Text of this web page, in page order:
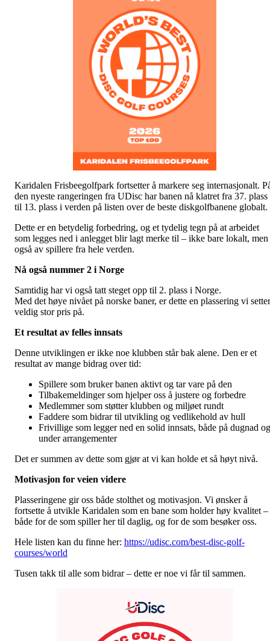
Karidalen Frisbeegolfpark fortsetter å markere seg internasjonalt.
den nyeste rangeringen fra UDisc har banen nå klatret fra 37. plass
til 13. plass i verden på listen over de beste diskgolfbanene globalt.
Dette er en betydelig forbedring, og et tydelig tegn på at arbeidet
som legges ned i anlegget blir lagt merke til – ikke bare lokalt, men
også av spillere fra hele verden.
Nå også nummer 2 i Norge
Samtidig har vi også tatt steget opp til 2. plass i Norge.
Med det høye nivået på norske baner, er dette en plassering vi setter
veldig stor pris på.
Et resultat av felles innsats
Denne utviklingen er ikke noe klubben står bak alene. Den er et
resultat av mange bidrag over tid:
Spillere som bruker banen aktivt og tar vare på den
Tilbakemeldinger som hjelper oss å justere og forbedre
Medlemmer som støtter klubben og miljøet rundt
Faddere som bidrar til utvikling og vedlikehold av hull
Frivillige som legger ned en solid innsats, både på dugnad og
under arrangementer
Det er summen av dette som gjør at vi kan holde et så høyt nivå.
Motivasjon for veien videre
Plasseringene gir oss både stolthet og motivasjon. Vi ønsker å
fortsette å utvikle Karidalen som en bane som holder høy kvalitet –
både for de som spiller her til daglig, og for de som besøker oss.
Hele listen kan du finne her: https://udisc.com/best-disc-golf-
courses/world
Tusen takk til alle som bidrar – dette er noe vi får til sammen.